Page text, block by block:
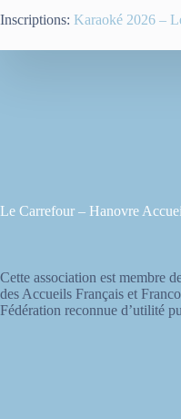
Inscriptions: Karaoké 2026 –
Le Carrefour – Hanovre
Cette association est membre
des Accueils Français et
Fédération reconnue d’utilité